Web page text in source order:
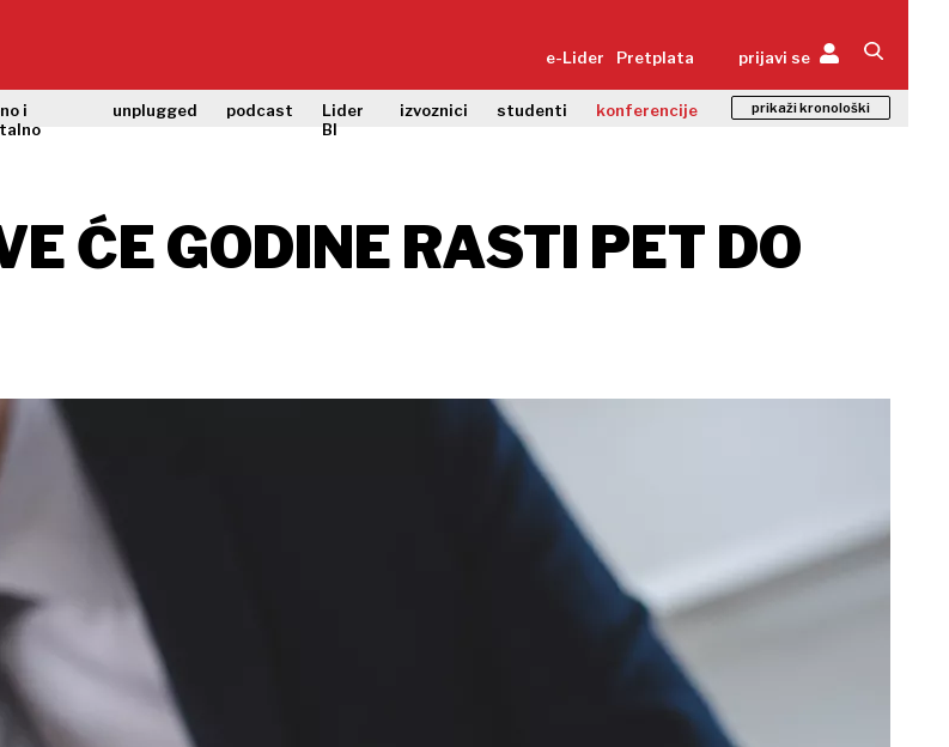
e-Lider Pretplata prijavi se
i
unplugged podcast
Lider
BI
izvoznici studenti konferencije prikaži kronološki
ĆE GODINE RASTI PET DO